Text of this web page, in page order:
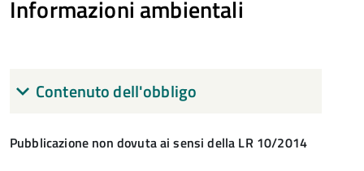
Informazioni ambientali
Contenuto dell'obbligo
Pubblicazione non dovuta ai sensi della LR 10/2014